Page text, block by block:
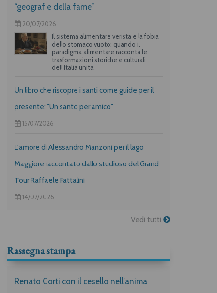
“geografie della fame”
20/07/2026
Il sistema alimentare verista e la fobia
dello stomaco vuoto: quando il
paradigma alimentare racconta le
trasformazioni storiche e culturali
dell’Italia unita.
Un libro che riscopre i santi come guide per il
presente: "Un santo per amico"
15/07/2026
L'amore di Alessandro Manzoni per il lago
Maggiore raccontato dallo studioso del Grand
Tour Raffaele Fattalini
14/07/2026
Vedi tutti
Rassegna stampa
Renato Corti con il cesello nell'anima